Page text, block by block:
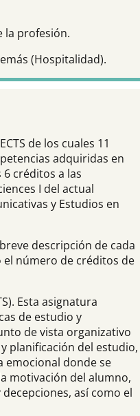
la profesión.
(Hospitalidad).
de los cuales 11
adquiridas en
créditos a las
I del actual
y Estudios en
descripción de cada
el número de créditos de
Esta asignatura
de estudio y
de vista organizativo
planificación del estudio,
emocional donde se
motivación del alumno,
así como el